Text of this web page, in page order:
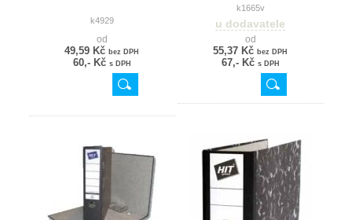
k4929
od
49,59 Kč bez DPH
60,- Kč s DPH
k1665v
u dodavatele
od
55,37 Kč bez DPH
67,- Kč s DPH